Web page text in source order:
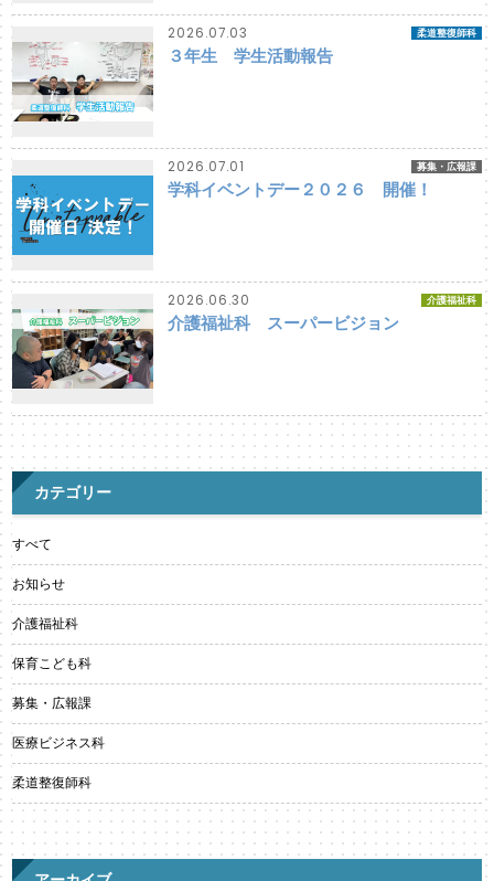
2026.07.03 柔道整復師科
３年生 学生活動報告
2026.07.01 募集・広報課
学科イベントデー２０２６ 開催！
2026.06.30 介護福祉科
介護福祉科 スーパービジョン
カテゴリー
すべて
お知らせ
介護福祉科
保育こども科
募集・広報課
医療ビジネス科
柔道整復師科